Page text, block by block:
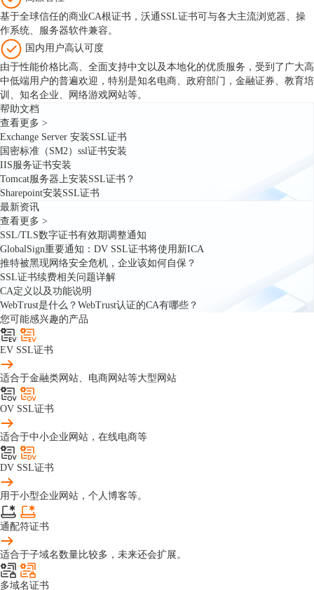
基于全球信任的商业CA根证书，沃通SSL证书可与各大主流浏览器、操
作系统、服务器软件兼容。
国内用户高认可度
由于性能价格比高、全面支持中文以及本地化的优质服务，受到了广大高
中低端用户的普遍欢迎，特别是知名电商、政府部门，金融证券、教育培
训、知名企业、网络游戏网站等。
帮助文档
查看更多 >
Exchange Server 安装SSL证书
国密标准（SM2）ssl证书安装
IIS服务证书安装
Tomcat服务器上安装SSL证书？
Sharepoint安装SSL证书
最新资讯
查看更多 >
SSL/TLS数字证书有效期调整通知
GlobalSign重要通知：DV SSL证书将使用新ICA
推特被黑现网络安全危机，企业该如何自保？
SSL证书续费相关问题详解
CA定义以及功能说明
WebTrust是什么？WebTrust认证的CA有哪些？
您可能感兴趣的产品
EV SSL证书
适合于金融类网站、电商网站等大型网站
OV SSL证书
适合于中小企业网站，在线电商等
DV SSL证书
用于小型企业网站，个人博客等。
通配符证书
适合于子域名数量比较多，未来还会扩展。
多域名证书